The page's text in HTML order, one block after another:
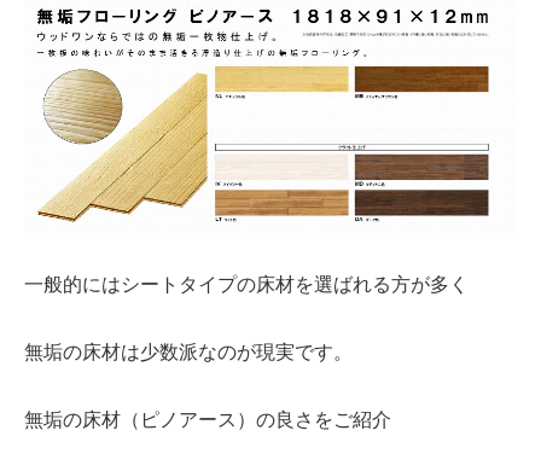
一般的にはシートタイプの床材を選ばれる方が多く
無垢の床材は少数派なのが現実です。
無垢の床材（ピノアース）の良さをご紹介